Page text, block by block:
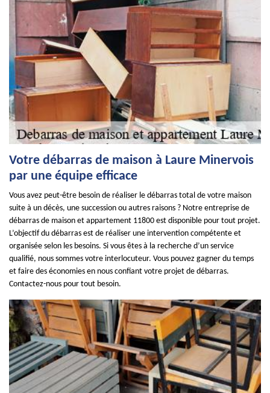
Votre débarras de maison à Laure Minervois
par une équipe efficace
Vous avez peut-être besoin de réaliser le débarras total de votre maison
suite à un décès, une succession ou autres raisons ? Notre entreprise de
débarras de maison et appartement 11800 est disponible pour tout projet.
L’objectif du débarras est de réaliser une intervention compétente et
organisée selon les besoins. Si vous êtes à la recherche d’un service
qualifié, nous sommes votre interlocuteur. Vous pouvez gagner du temps
et faire des économies en nous confiant votre projet de débarras.
Contactez-nous pour tout besoin.